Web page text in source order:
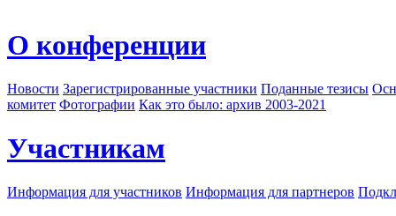
О конференции
Новости Зарегистрированные участники Поданные тезисы
комитет Фотографии Как это было: архив 2003-2021
Участникам
Информация для участников Информация для партнеров